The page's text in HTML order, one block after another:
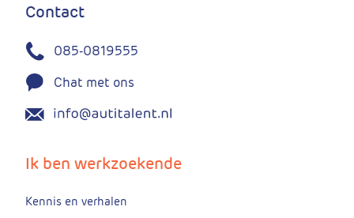
Contact
085-0819555
Chat met ons
Ik ben werkzoekende
Kennis en verhalen